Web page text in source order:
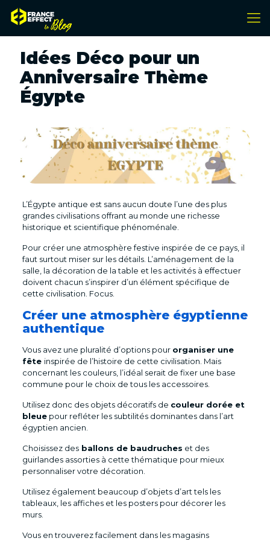
Idées Déco pour un
Anniversaire Thème
Égypte
L’Égypte antique est sans aucun doute l’une des plus
grandes civilisations offrant au monde une richesse
historique et scientifique phénoménale.
Pour créer une atmosphère festive inspirée de ce pays, il
faut surtout miser sur les détails. L’aménagement de la
salle, la décoration de la table et les activités à effectuer
doivent chacun s’inspirer d’un élément spécifique de
cette civilisation. Focus.
Créer une atmosphère égyptienne
authentique
Vous avez une pluralité d’options pour organiser une
fête inspirée de l’histoire de cette civilisation. Mais
concernant les couleurs, l’idéal serait de fixer une base
commune pour le choix de tous les accessoires.
Utilisez donc des objets décoratifs de couleur dorée et
bleuepour refléter les subtilités dominantes dans l’art
égyptien ancien.
Choisissez desballons de baudruches et des
guirlandes assorties à cette thématique pour mieux
personnaliser votre décoration.
Utilisez également beaucoup d’objets d’art tels les
tableaux, les affiches et les posters pour décorer les
murs.
Vous en trouverez facilement dans les magasins